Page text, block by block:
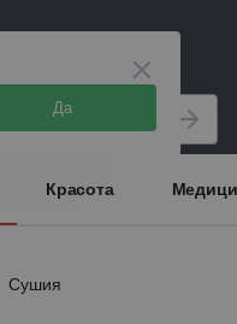
Да
Красота
Сушия